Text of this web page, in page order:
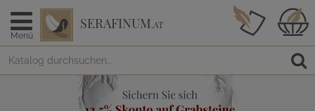
Menü
SERAFINUM.AT